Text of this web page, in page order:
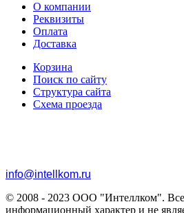
О компании
Реквизиты
Оплата
Доставка
Корзина
Поиск по сайту
Структура сайта
Схема проезда
info@intellkom.ru
© 2008 - 2023 ООО "Интеллком". Все
информационный характер и не